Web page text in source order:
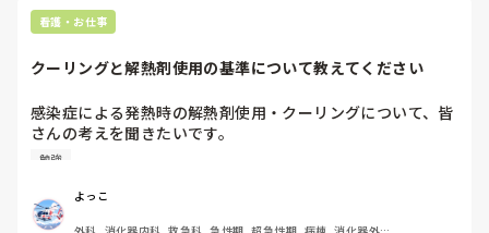
新人さんが可愛そう、と感じることもある反面、ペアの先輩
が何か処置をしているけど、ペアの新人はのんびり記録して
がいいんじゃないの？」と声をかけても、「記録終わってな
早く色々覚えたい！という、意欲があまり感じられず…これ
はPNS云々よりも、その新人の性格かな？とも思いました
が、ほとんどの新人に当てはまりました。。。時代柄でしょ
私はどちらかといえば、PNSは好きじゃありません。
でもPNSでやれというからには、もっと業務量に見合った、
看護・お仕事
クーリングと解熱剤使用の基準について教えてください
感染症による発熱時の解熱剤使用・クーリングについて、皆
さんの考えを聞きたいです。
ばかりの患者さんがいるとします。当然、原因がすぐに改善
するわけではないため、解熱剤を使用して一時的に解熱して
勉強
よっこ